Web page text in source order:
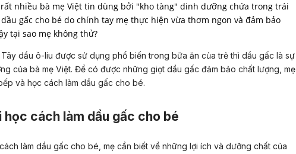
rất nhiều bà mẹ Việt tin dùng bởi "kho tàng" dinh dưỡng chứa trong trái
dầu gấc cho bé do chính tay mẹ thực hiện vừa thơm ngon và đảm bảo
dầu ô-liu được sử dụng phổ biến trong bữa ăn của trẻ thì dầu gấc là sự
của bà mẹ Việt. Để có được những giọt dầu gấc đảm bảo chất lượng, mẹ
và học cách làm dầu gấc cho bé.
học cách làm dầu gấc cho bé
làm dầu gấc cho bé, mẹ cần biết về những lợi ích và dưỡng chất của